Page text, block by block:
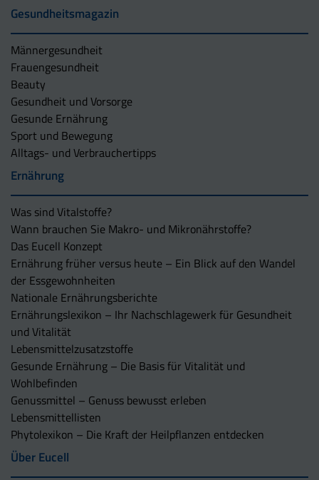
Gesundheitsmagazin
Männergesundheit
Frauengesundheit
Beauty
Gesundheit und Vorsorge
Gesunde Ernährung
Sport und Bewegung
Alltags- und Verbrauchertipps
Ernährung
Was sind Vitalstoffe?
Wann brauchen Sie Makro- und Mikronährstoffe?
Das Eucell Konzept
Ernährung früher versus heute – Ein Blick auf den Wandel
der Essgewohnheiten
Nationale Ernährungsberichte
Ernährungslexikon – Ihr Nachschlagewerk für Gesundheit
und Vitalität
Lebensmittelzusatzstoffe
Gesunde Ernährung – Die Basis für Vitalität und
Wohlbefinden
Genussmittel – Genuss bewusst erleben
Lebensmittellisten
Phytolexikon – Die Kraft der Heilpflanzen entdecken
Über Eucell